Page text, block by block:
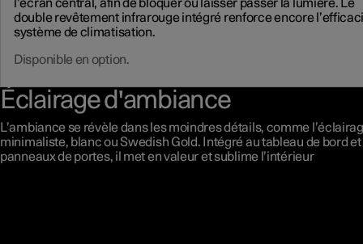
l’écran central, afin de bloquer ou laisser passer la lumière. Le
double revêtement infrarouge intégré renforce encore
système de climatisation.
Disponible en option.
Éclairage d'ambiance
L’ambiance se révèle dans les moindres détails, comme
minimaliste, blanc ou Swedish Gold. Intégré au tableau de bord et
panneaux de portes, il met en valeur et sublime l’intérieur